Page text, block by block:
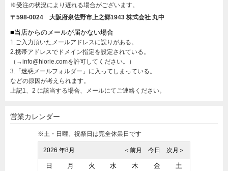
※受注の状況により遅れる場合がございます。
〒598-0024 大阪府泉佐野市上之郷1943 株式会社 丸中
■当店からのメールが届かない場合
1.ご入力頂いたメールアドレスに誤りがある。
2.携帯アドレスでドメイン指定を設定されている。
（→info@hiorie.comを許可してください。）
3.「迷惑メールフォルダー」に入ってしまっている。
などの原因が考えられます。
上記1、2 に該当する場合、メールにてご連絡ください。
営業カレンダー
※土・日曜、祝祭日は完全休業日です
2026 年8月 次月＞
今日
＜前月
日 月 火 水 木 金
土